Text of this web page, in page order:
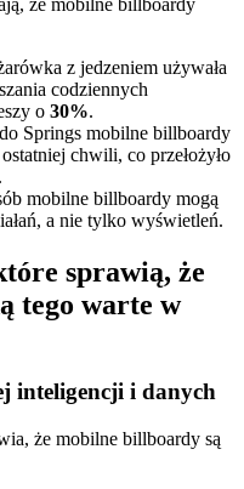
że mobilne billboardy
z jedzeniem używała
codziennych
o 30%.
Springs mobilne billboardy
chwili, co przełożyło
.
mobilne billboardy mogą
a nie tylko wyświetleń.
sprawią, że
tego warte w
inteligencji i danych
że mobilne billboardy są